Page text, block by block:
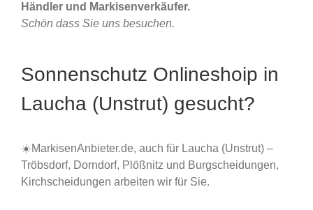
Händler und Markisenverkäufer.
Schön dass Sie uns besuchen.
Sonnenschutz Onlineshoip in
Laucha (Unstrut) gesucht?
☀️MarkisenAnbieter.de, auch für Laucha (Unstrut) –
Tröbsdorf, Dorndorf, Plößnitz und Burgscheidungen,
Kirchscheidungen arbeiten wir für Sie.